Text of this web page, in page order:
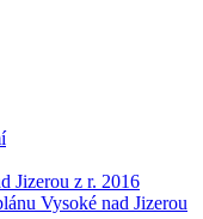
Jizerou z r. 2016
Vysoké nad Jizerou